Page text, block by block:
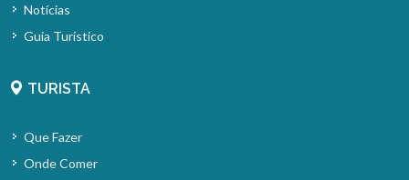
Notícias
Guia Turístico
TURISTA
Que Fazer
Onde Comer